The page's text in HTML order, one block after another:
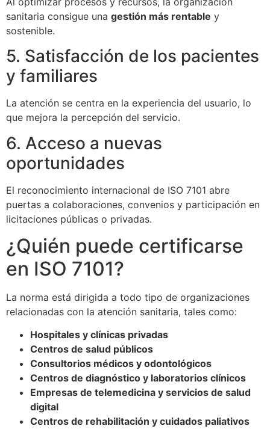
sanitaria consigue una gestión más rentable y
sostenible.
5. Satisfacción de los pacientes
y familiares
La atención se centra en la experiencia del usuario, lo
que mejora la percepción del servicio.
6. Acceso a nuevas
oportunidades
El reconocimiento internacional de ISO 7101 abre
puertas a colaboraciones, convenios y participación en
licitaciones públicas o privadas.
¿Quién puede certificarse
en ISO 7101?
La norma está dirigida a todo tipo de organizaciones
relacionadas con la atención sanitaria, tales como:
Hospitales y clínicas privadas
Centros de salud públicos
Consultorios médicos y odontológicos
Centros de diagnóstico y laboratorios clínicos
Empresas de telemedicina y servicios de salud
digital
Centros de rehabilitación y cuidados paliativos